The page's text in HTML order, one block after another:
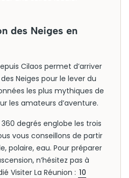
des Neiges en
Cilaos permet d’arriver
Neiges pour le lever du
les plus mythiques de
les amateurs d’aventure.
degrés englobe les trois
vous conseillons de partir
polaire, eau. Pour préparer
n’hésitez pas à
Visiter La Réunion : 10